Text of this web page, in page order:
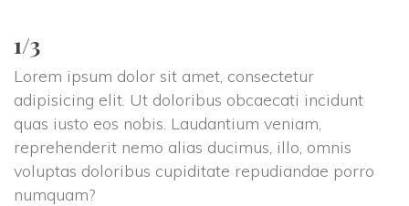
1/3
Lorem ipsum dolor sit amet, consectetur
adipisicing elit. Ut doloribus obcaecati incidunt
quas iusto eos nobis. Laudantium veniam,
reprehenderit nemo alias ducimus, illo, omnis
voluptas doloribus cupiditate repudiandae porro
numquam?